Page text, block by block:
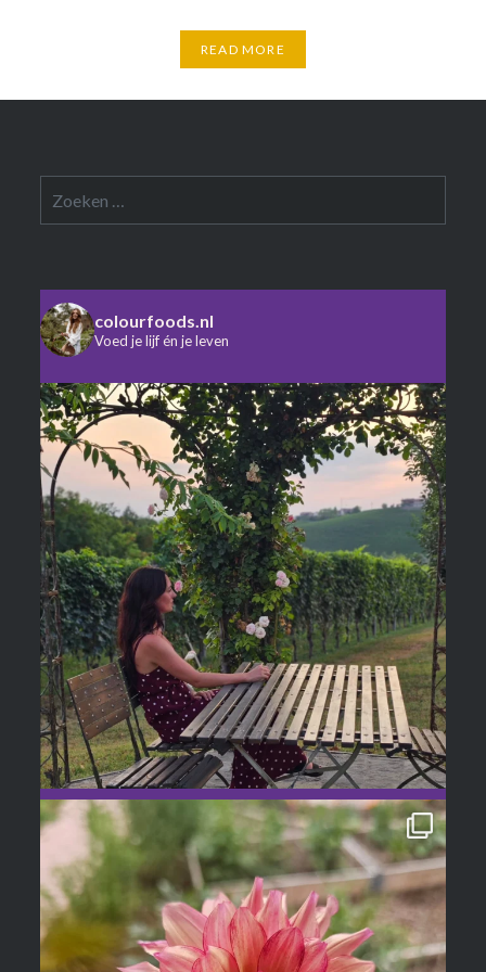
READ MORE
naar:
colourfoods.nl
Voed je lijf én je leven